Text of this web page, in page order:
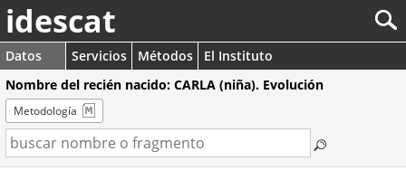
idescat
Datos Servicios Métodos
El Instituto
Nombre del recién nacido: CARLA (niña). Evolución
Metodología